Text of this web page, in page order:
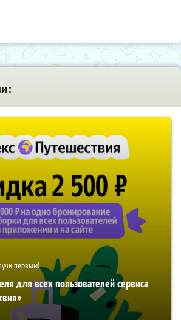
первым!
для всех пользователей сервиса